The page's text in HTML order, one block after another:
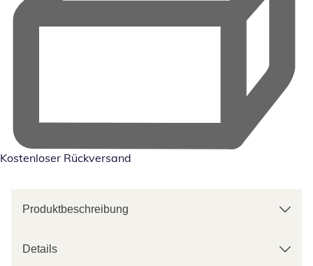
Kostenloser Rückversand
Produktbeschreibung
Details